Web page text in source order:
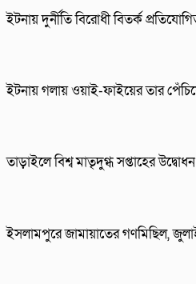
ইটনায় দুর্নীতি বিরোধী বিতর্ক
ইটনায় গলায় ওয়াই-ফাইয়ের তার
তাড়াইলে বিশ্ব মাতৃদুগ্ধ সপ্তাহের উদ্বোধন
ইসলামপুরে জামায়াতের গণমিছিল,